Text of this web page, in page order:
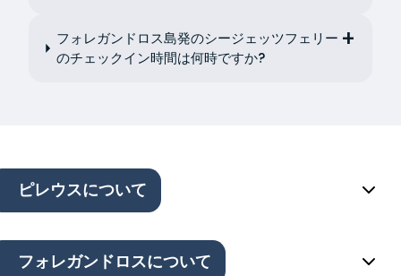
フォレガンドロス島発のシージェッツフェリー
のチェックイン時間は何時ですか?
ピレウスについて
フォレガンドロスについて